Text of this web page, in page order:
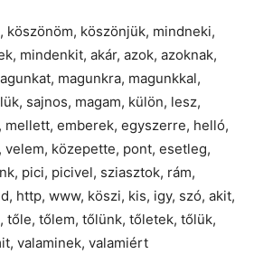
köszönöm, köszönjük, mindneki,
mindenkit, akár, azok, azoknak,
magunkra, magunkkal,
sajnos, magam, külön, lesz,
mellett, emberek, egyszerre, helló,
velem, közepette, pont, esetleg,
pici, picivel, sziasztok, rám,
http, www, köszi, kis, igy, szó, akit,
tőle, tőlem, tőlünk, tőletek, tőlük,
valaminek, valamiért